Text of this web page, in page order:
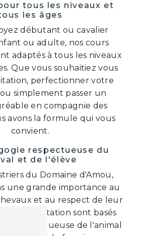
tous les niveaux et
les âges
débutant ou cavalier
ou adulte, nos cours
adaptés à tous les niveaux
Que vous souhaitiez vous
perfectionner votre
simplement passer un
en compagnie des
avons la formule qui vous
convient.
respectueuse du
et de l'élève
du Domaine d'Amou,
une grande importance au
et au respect de leur
d'équitation sont basés
respectueuse de l'animal